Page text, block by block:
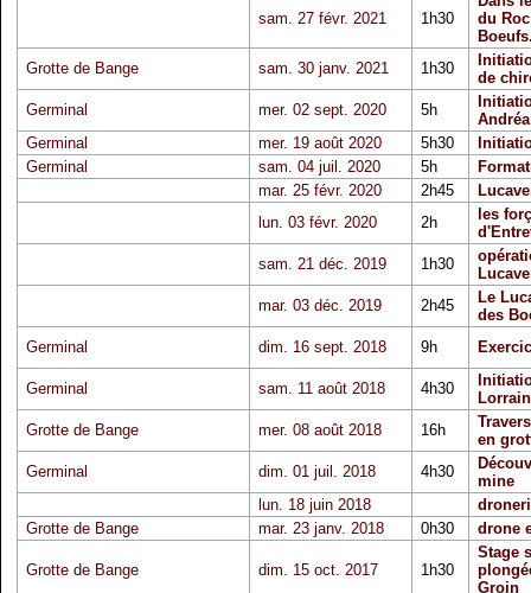
sam. 27 févr. 2021 1h30
du
Grotte de Bange
sam. 30 janv. 2021 1h30
de
Germinal
mer. 02 sept. 2020 5h
Andréa
Germinal
mer. 19 août 2020 5h30
Germinal
sam. 04 juil. 2020 5h
mar. 25 févr. 2020
2h45
lun. 03 févr. 2020
2h
les
sam. 21 déc. 2019
1h30
mar. 03 déc. 2019
2h45
Le
des
Germinal
dim. 16 sept. 2018 9h
Germinal sam. 11 août 2018 4h30
Grotte de Bange
mer. 08 août 2018 16h
en
Germinal
dim. 01 juil. 2018 4h30
mine
lun. 18 juin 2018
Grotte de Bange
mar. 23 janv. 2018 0h30 drone
Grotte de Bange dim. 15 oct. 2017 1h30
Stage
Groin